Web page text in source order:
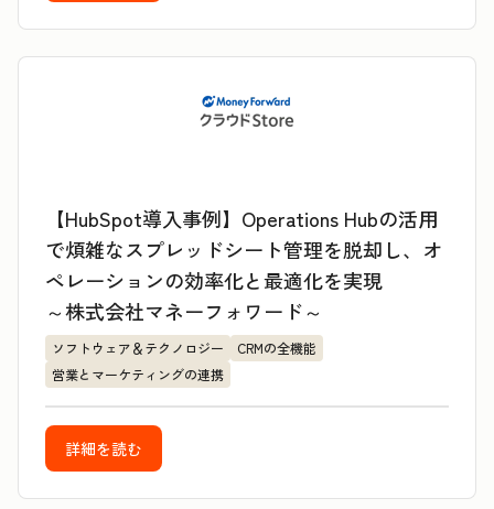
【HubSpot導入事例】Operations Hubの活用
で煩雑なスプレッドシート管理を脱却し、オ
ペレーションの効率化と最適化を実現
～株式会社マネーフォワード～
ソフトウェア＆テクノロジー
CRMの全機能
営業とマーケティングの連携
詳細を読む